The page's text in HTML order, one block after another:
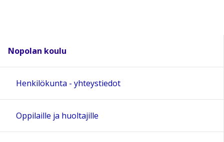
Nopolan koulu
Henkilökunta - yhteystiedot
Oppilaille ja huoltajille